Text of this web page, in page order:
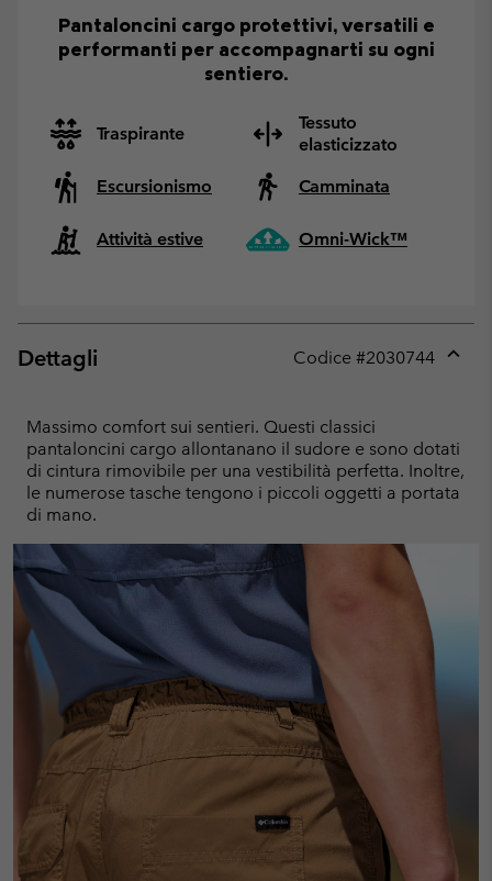
Pantaloncini cargo protettivi, versatili e
performanti per accompagnarti su ogni
sentiero.
Traspirante
Tessuto
elasticizzato
Escursionismo
Camminata
Attività estive Omni-Wick™
Dettagli Codice #2030744
Massimo comfort sui sentieri. Questi classici
pantaloncini cargo allontanano il sudore e sono dotati
di cintura rimovibile per una vestibilità perfetta. Inoltre,
le numerose tasche tengono i piccoli oggetti a portata
di mano.